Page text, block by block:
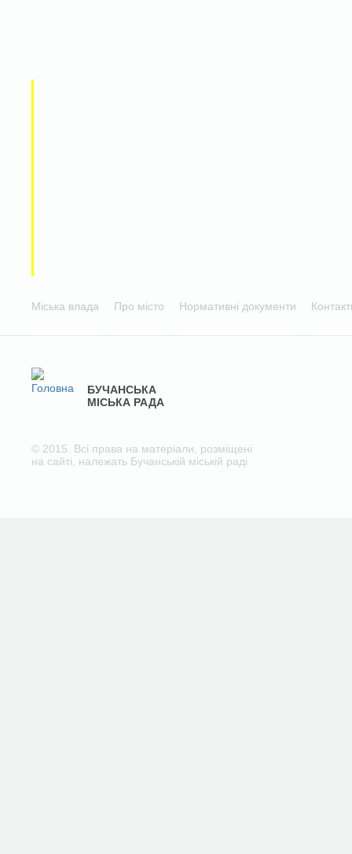
Міська влада Про місто Нормативні документи
БУЧАНСЬКА
МІСЬКА РАДА
© 2015. Всі права на матеріали, розміщені
на сайті, належать Бучанській міській раді